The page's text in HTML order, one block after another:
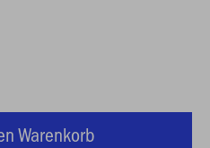
Warenkorb